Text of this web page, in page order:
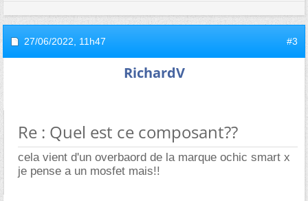
27/06/2022, 11h47 #3
RichardV
Re : Quel est ce composant??
cela vient d'un overbaord de la marque ochic smart x
je pense a un mosfet mais!!